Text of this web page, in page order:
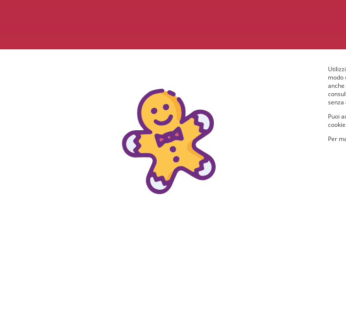
© provaprodottigratis.it 2023 | All Rights Reserved.
modo
anche
Puoi
Per